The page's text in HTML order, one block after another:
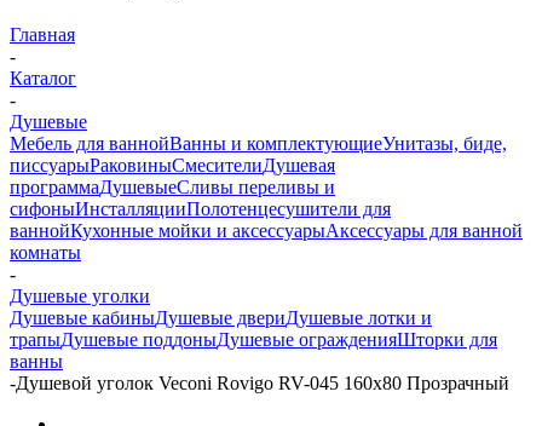
Главная
-
Каталог
-
Душевые
Мебель для ваннойВанны и комплектующиеУнитазы, биде,
писсуарыРаковиныСмесителиДушевая
программаДушевыеСливы переливы и
сифоныИнсталляцииПолотенцесушители для
ваннойКухонные мойки и аксессуарыАксессуары для ванной
комнаты
-
Душевые уголки
Душевые кабиныДушевые двериДушевые лотки и
трапыДушевые поддоныДушевые огражденияШторки для
ванны
-Душевой уголок Veconi Rovigo RV-045 160x80 Прозрачный